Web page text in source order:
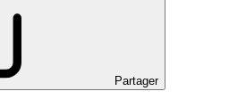
Partager